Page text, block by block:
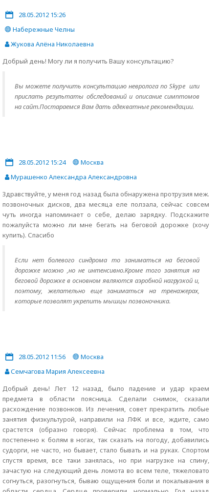
28.05.2012 15:26
Набережные Челны
Жукова Алёна Николаевна
Добрый день! Могу ли я получить Вашу консультацию?
Вы можете получить консультацию невролога по Skype или
прислать результаты обследований и описание симптомов
на сайт.Постараемся Вам дать адекватные рекомендации.
28.05.2012 15:24
Москва
Мурашенко Александра Александровна
Здравствуйте, у меня год назад была обнаружена протрузия меж.
позвоночных дисков, два месяца еле ползала, сейчас совсем
чуть иногда напоминает о себе, делаю зарядку. Подскажите
пожалуйста можно ли мне бегать на беговой дорожке (хочу
купить). Спасибо
Если нет болевого синдрома то заниматься на беговой
дорожке можно ,но не интенсивно.Кроме того занятия на
беговой дорожке в основном являются аэробной нагрузкой и,
поэтому, желательно еще заниматься на тренажерах,
которые позволят укрепить мышцы позвоночника.
28.05.2012 11:56
Москва
Семчагова Мария Алексеевна
Добрый день! Лет 12 назад, было падение и удар краем
предмета в области поясница. Сделали снимок, сказали
расхождение позвонков. Из лечения, совет прекратить любые
занятия физкультурой, направили на ЛФК и все, ждите, само
срастется (образно говоря). Сейчас проблема в том, что
постепенно к болям в ногах, так сказать на погоду, добавились
судорги, не часто, но бывает, стало бывать и на руках. Спортом
спустя время, все таки занялась, но при нагрузке на спину,
зачастую на следующий день ломота во всем теле, тяжеловато
согнуться, разогнуться, бываю ощущения боли и покалывания в